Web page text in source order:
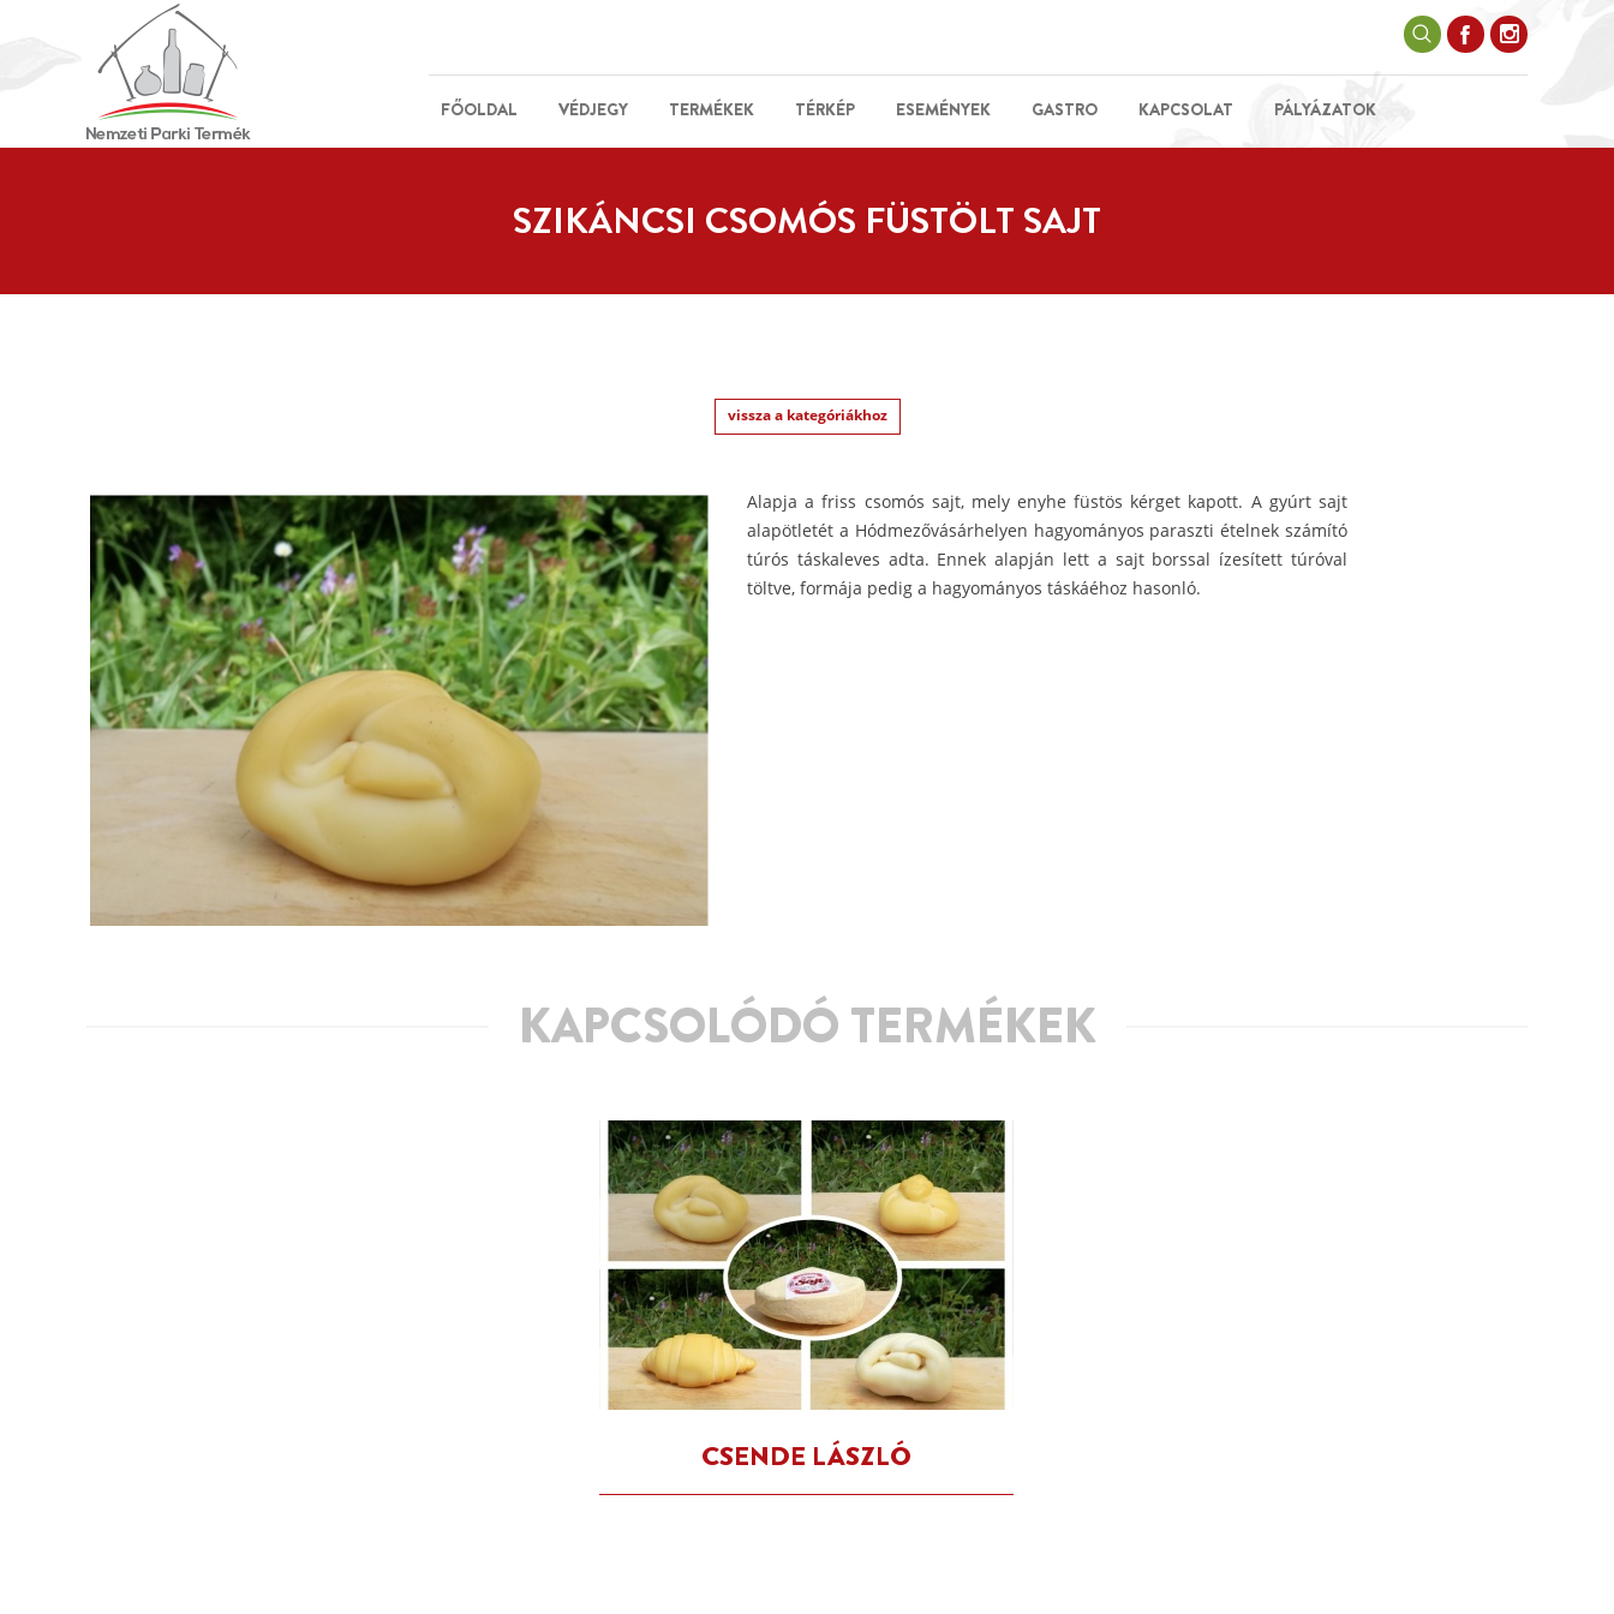
FŐOLDAL VÉDJEGY TERMÉKEK TÉRKÉP ESEMÉNYEK GASTRO KAPCSOLAT PÁLYÁZATOK
SZIKÁNCSI CSOMÓS FÜSTÖLT SAJT
vissza a kategóriákhoz
Alapja a friss csomós sajt, mely enyhe füstös kérget kapott. A gyúrt sajt
alapötletét a Hódmezővásárhelyen hagyományos paraszti ételnek számító
túrós táskaleves adta. Ennek alapján lett a sajt borssal ízesített túróval
töltve, formája pedig a hagyományos táskáéhoz hasonló.
KAPCSOLÓDÓ TERMÉKEK
CSENDE LÁSZLÓ